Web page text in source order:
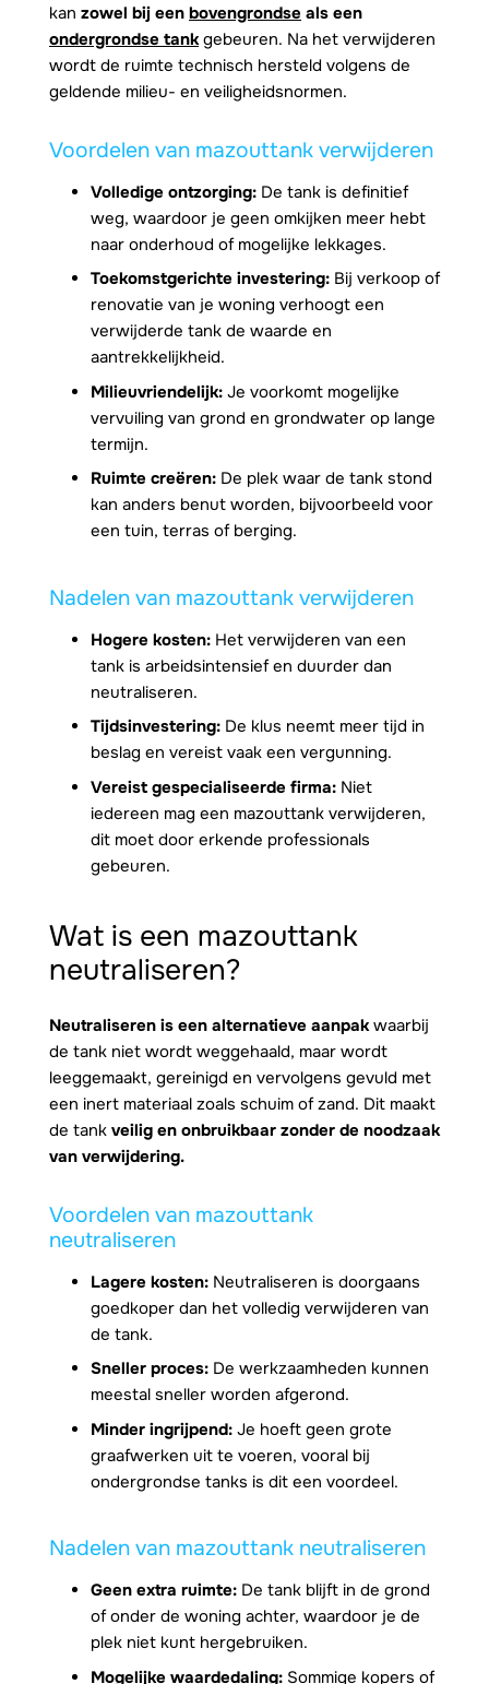
kan zowel bij een bovengrondse als een
ondergrondse tankgebeuren. Na het verwijderen
wordt de ruimte technisch hersteld volgens de
geldende milieu- en veiligheidsnormen.
Voordelen van mazouttank verwijderen
Volledige ontzorging:De tank is definitief
weg, waardoor je geen omkijken meer hebt
naar onderhoud of mogelijke lekkages.
Toekomstgerichte investering:Bij verkoop of
renovatie van je woning verhoogt een
verwijderde tank de waarde en
aantrekkelijkheid.
Milieuvriendelijk:Je voorkomt mogelijke
vervuiling van grond en grondwater op lange
termijn.
Ruimte creëren:De plek waar de tank stond
kan anders benut worden, bijvoorbeeld voor
een tuin, terras of berging.
Nadelen van mazouttank verwijderen
Hogere kosten:Het verwijderen van een
tank is arbeidsintensief en duurder dan
neutraliseren.
Tijdsinvestering:De klus neemt meer tijd in
beslag en vereist vaak een vergunning.
Vereist gespecialiseerde firma:Niet
iedereen mag een mazouttank verwijderen,
dit moet door erkende professionals
gebeuren.
Wat is een mazouttank
neutraliseren?
Neutraliseren is een alternatieve aanpakwaarbij
de tank niet wordt weggehaald, maar wordt
leeggemaakt, gereinigd en vervolgens gevuld met
een inert materiaal zoals schuim of zand. Dit maakt
de tank veilig en onbruikbaar zonder de noodzaak
van verwijdering.
Voordelen van mazouttank
neutraliseren
Lagere kosten:Neutraliseren is doorgaans
goedkoper dan het volledig verwijderen van
de tank.
Sneller proces:De werkzaamheden kunnen
meestal sneller worden afgerond.
Minder ingrijpend:Je hoeft geen grote
graafwerken uit te voeren, vooral bij
ondergrondse tanks is dit een voordeel.
Nadelen van mazouttank neutraliseren
Geen extra ruimte:De tank blijft in de grond
of onder de woning achter, waardoor je de
plek niet kunt hergebruiken.
Mogelijke waardedaling:Sommige kopers of